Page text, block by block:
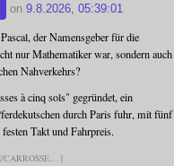
on9.8.2026, 05:39:01
der Namensgeber für die
nur Mathematiker war, sondern auch
Nahverkehrs?
à cinq sols" gegründet, ein
durch Paris fuhr, mit fünf
Takt und Fahrpreis.